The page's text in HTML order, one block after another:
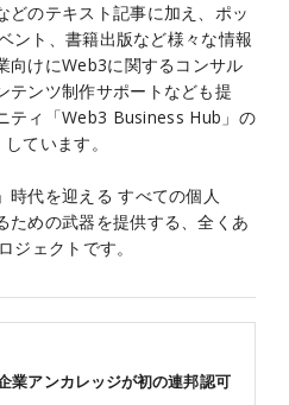
どのテキスト記事に加え、ポッ
ント、書籍出版など様々な情報
向けにWeb3に関するコンサル
テンツ制作サポートなども提
ティ「Web3 Business Hub」の
ています。
時代を迎える すべての個人
ための武器を提供する、全くあ
ジェクトです。
業アンカレッジが初の連邦認可